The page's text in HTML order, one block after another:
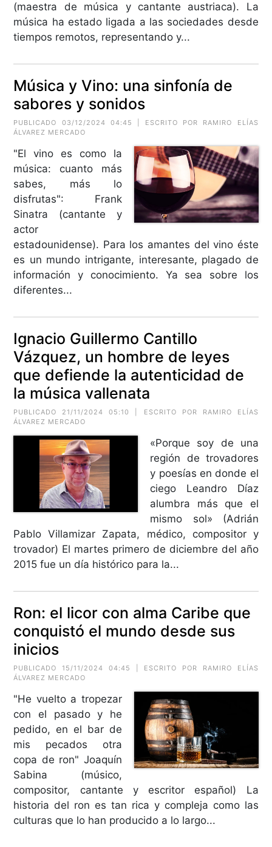
(maestra de música y cantante austriaca). La
música ha estado ligada a las sociedades desde
tiempos remotos, representando y...
Música y Vino: una sinfonía de
sabores y sonidos
PUBLICADO 03/12/2024 04:45 | ESCRITO POR RAMIRO ELÍAS
ÁLVAREZ MERCADO
"El vino es como la
música: cuanto más
sabes, más lo
disfrutas": Frank
Sinatra (cantante y
actor
estadounidense). Para los amantes del vino éste
es un mundo intrigante, interesante, plagado de
información y conocimiento. Ya sea sobre los
diferentes...
Ignacio Guillermo Cantillo
Vázquez, un hombre de leyes
que defiende la autenticidad de
la música vallenata
PUBLICADO 21/11/2024 05:10 | ESCRITO POR RAMIRO ELÍAS
ÁLVAREZ MERCADO
«Porque soy de una
región de trovadores
y poesías en donde el
ciego Leandro Díaz
alumbra más que el
mismo sol» (Adrián
Pablo Villamizar Zapata, médico, compositor y
trovador) El martes primero de diciembre del año
2015 fue un día histórico para la...
Ron: el licor con alma Caribe que
conquistó el mundo desde sus
inicios
PUBLICADO 15/11/2024 04:45 | ESCRITO POR RAMIRO ELÍAS
ÁLVAREZ MERCADO
"He vuelto a tropezar
con el pasado y he
pedido, en el bar de
mis pecados otra
copa de ron" Joaquín
Sabina (músico,
compositor, cantante y escritor español) La
historia del ron es tan rica y compleja como las
culturas que lo han producido a lo largo...